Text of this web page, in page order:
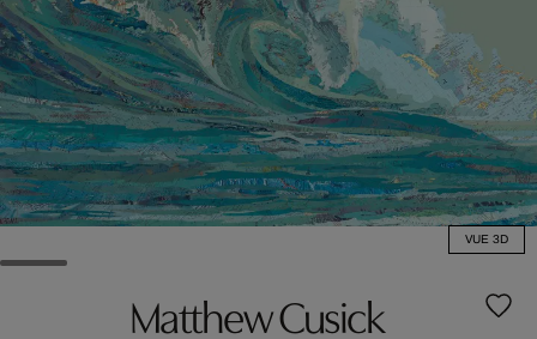
VUE 3D
Matthew Cusick